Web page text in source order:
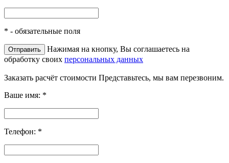
* - обязательные поля
Нажимая на кнопку, Вы соглашаетесь на
обработку своих персональных данных
Заказать расчёт стоимости Представьтесь, мы вам перезвоним.
Ваше имя: *
Телефон: *